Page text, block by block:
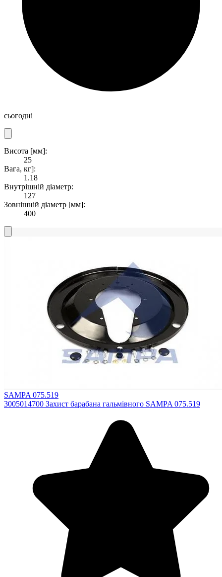
сьогодні
Висота [мм]:
25
Вага, кг]:
1.18
Внутрішній діаметр:
127
Зовнішній діаметр [мм]:
400
SAMPA 075.519
3005014700 Захист барабана гальмівного SAMPA 075.519